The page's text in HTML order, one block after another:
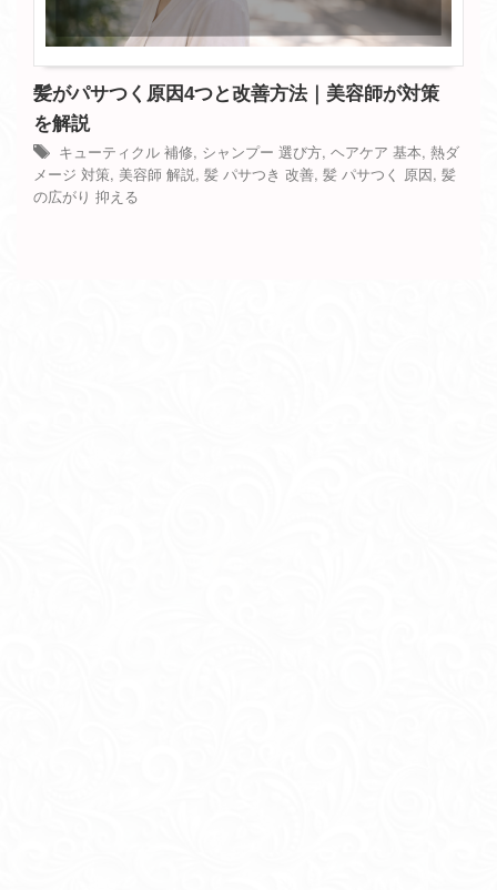
髪がパサつく原因4つと改善方法｜美容師が対策
を解説
キューティクル 補修, シャンプー 選び方, ヘアケア 基本, 熱ダ
メージ 対策, 美容師 解説, 髪 パサつき 改善, 髪 パサつく 原因, 髪
の広がり 抑える